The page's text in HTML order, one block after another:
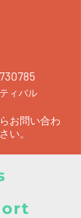
ィバル
お問い合わ
い。